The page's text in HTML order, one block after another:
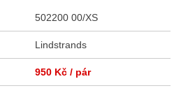
502200 00/XS
Lindstrands
950 Kč / pár